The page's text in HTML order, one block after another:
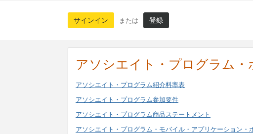
サインイン または 登録
アソシエイト・プログラム・
アソシエイト・プログラム紹介料率表
アソシエイト・プログラム参加要件
アソシエイト・プログラム商品ステートメント
アソシエイト・プログラム・モバイル・アプリケーション・